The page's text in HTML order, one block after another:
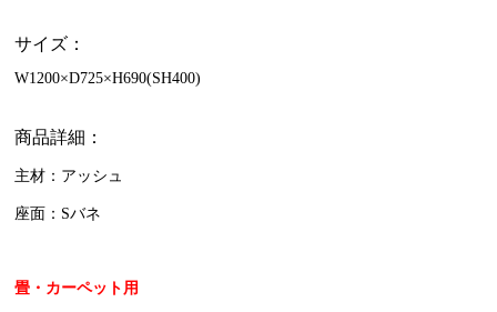
サイズ：
W1200×D725×H690(SH400)
商品詳細：
主材：アッシュ
座面：Sバネ
畳・カーペット用